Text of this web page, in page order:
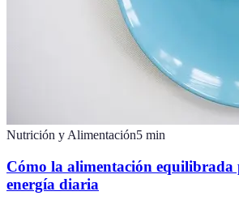
Nutrición y Alimentación5 min
Cómo la alimentación equilibrada
energía diaria